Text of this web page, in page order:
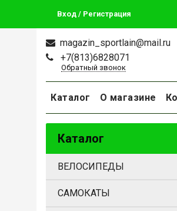
Вход / Регистрация
magazin_sportlain@mail.ru
+7(813)6828071
Обратный звонок
Каталог О магазине
Каталог
ВЕЛОСИПЕДЫ
САМОКАТЫ